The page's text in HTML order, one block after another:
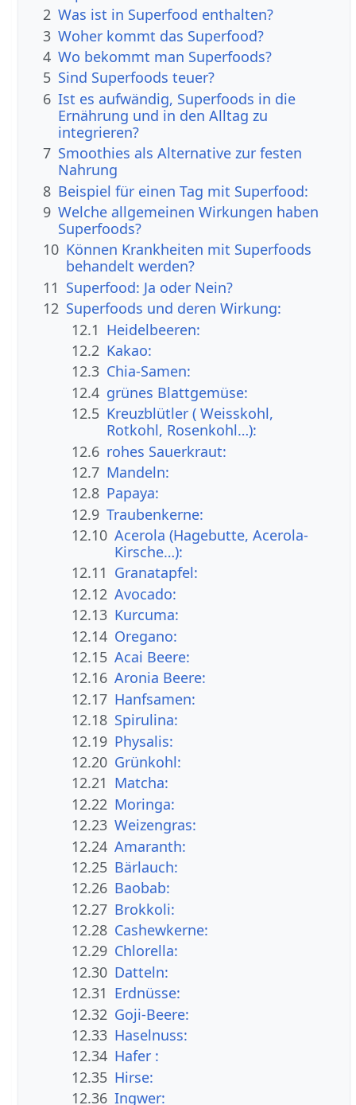
2 Was ist in Superfood enthalten?
3 Woher kommt das Superfood?
4 Wo bekommt man Superfoods?
5 Sind Superfoods teuer?
6 Ist es aufwändig, Superfoods in die
Ernährung und in den Alltag zu
integrieren?
7 Smoothies als Alternative zur festen
Nahrung
8 Beispiel für einen Tag mit Superfood:
9 Welche allgemeinen Wirkungen haben
Superfoods?
10 Können Krankheiten mit Superfoods
behandelt werden?
11 Superfood: Ja oder Nein?
12 Superfoods und deren Wirkung:
12.1 Heidelbeeren:
12.2 Kakao:
12.3 Chia-Samen:
12.4 grünes Blattgemüse:
12.5 Kreuzblütler ( Weisskohl,
Rotkohl, Rosenkohl…):
12.6 rohes Sauerkraut:
12.7 Mandeln:
12.8 Papaya:
12.9 Traubenkerne:
12.10 Acerola (Hagebutte, Acerola-
Kirsche…):
12.11 Granatapfel:
12.12 Avocado:
12.13 Kurcuma:
12.14 Oregano:
12.15 Acai Beere:
12.16 Aronia Beere:
12.17 Hanfsamen:
12.18 Spirulina:
12.19 Physalis:
12.20 Grünkohl:
12.21 Matcha:
12.22 Moringa:
12.23 Weizengras:
12.24 Amaranth:
12.25 Bärlauch:
12.26 Baobab:
12.27 Brokkoli:
12.28 Cashewkerne:
12.29 Chlorella:
12.30 Datteln:
12.31 Erdnüsse:
12.32 Goji-Beere:
12.33 Haselnuss:
12.34 Hafer :
12.35 Hirse:
12.36 Ingwer: